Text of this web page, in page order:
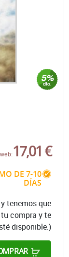
17,01 €
DE 7-10
DÍAS
tenemos que
compra y te
disponible.)